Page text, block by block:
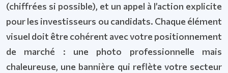
(chiffrées si possible), et un appel à l’action explicite
pour les investisseurs ou candidats. Chaque élément
visuel doit être cohérent avec votre positionnement
de marché : une photo professionnelle mais
chaleureuse, une bannière qui reflète votre secteur